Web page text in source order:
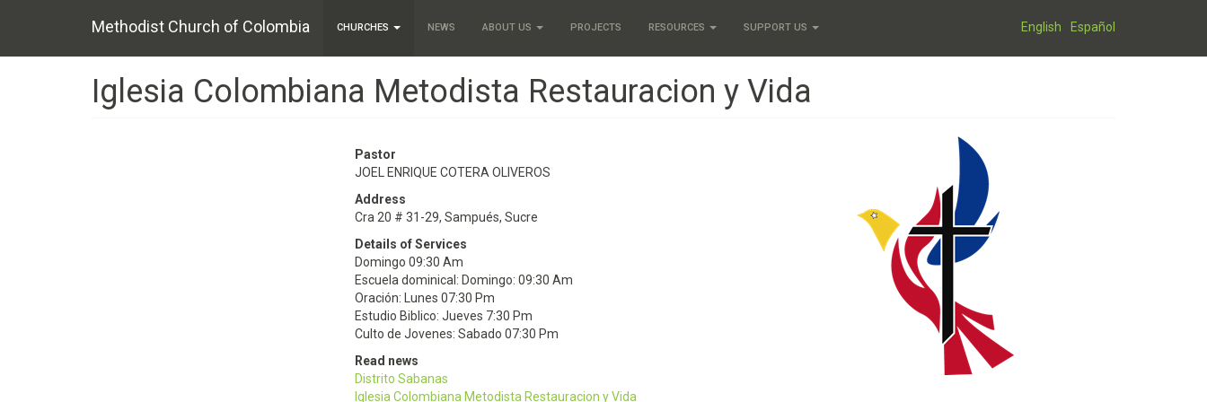
Methodist Church of Colombia
Main
CHURCHES NEWS ABOUT US PROJECTS RESOURCES SUPPORT US English Español
Iglesia Colombiana Metodista Restauracion y Vida
Pastor
JOEL ENRIQUE COTERA OLIVEROS
Address
Cra 20 # 31-29, Sampués, Sucre
Details of Services
Domingo 09:30 Am
Escuela dominical: Domingo: 09:30 Am
Oración: Lunes 07:30 Pm
Estudio Biblico: Jueves 7:30 Pm
Culto de Jovenes: Sabado 07:30 Pm
Read news
Distrito Sabanas
Iglesia Colombiana Metodista Restauracion y Vida